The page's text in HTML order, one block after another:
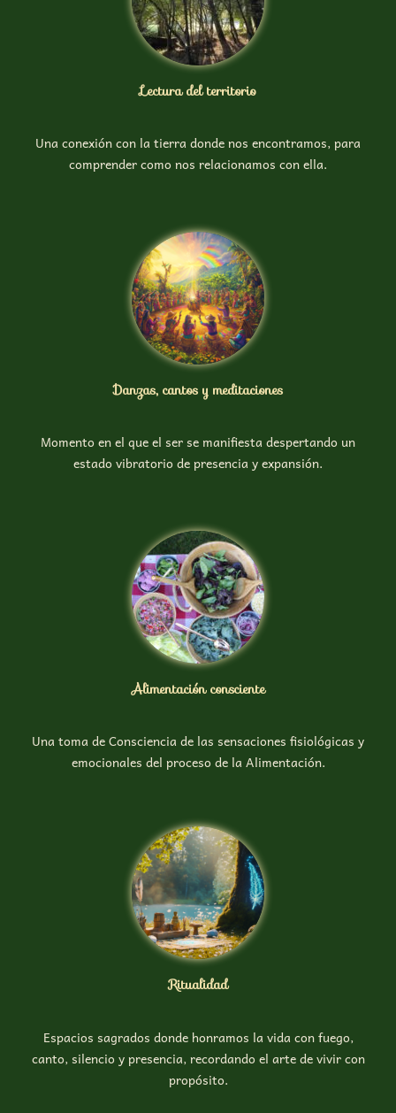
Lectura del territorio
Una conexión con la tierra donde nos encontramos, para
comprender como nos relacionamos con ella.
Danzas, cantos y meditaciones
Momento en el que el ser se manifiesta despertando un
estado vibratorio de presencia y expansión.
Alimentación consciente
Una toma de Consciencia de las sensaciones fisiológicas y
emocionales del proceso de la Alimentación.
Ritualidad
Espacios sagrados donde honramos la vida con fuego,
canto, silencio y presencia, recordando el arte de vivir con
propósito.